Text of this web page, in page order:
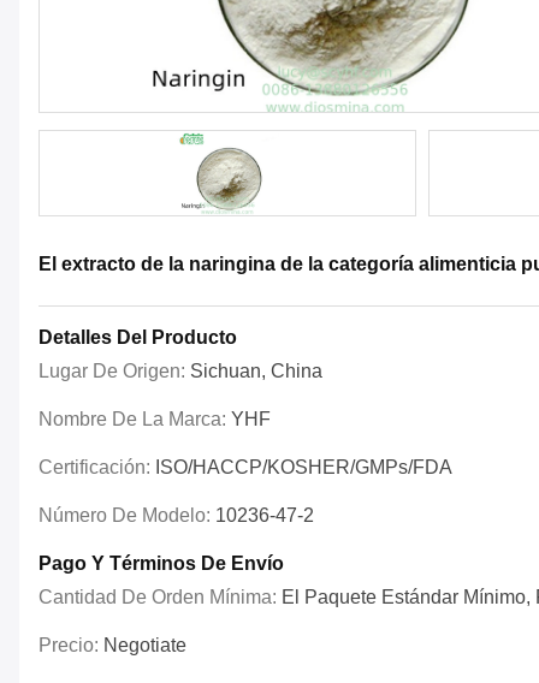
El extracto de la naringina de la categoría alimenticia
Detalles Del Producto
Lugar De Origen: Sichuan, China
Nombre De La Marca: YHF
Certificación: ISO/HACCP/KOSHER/GMPs/FDA
Número De Modelo: 10236-47-2
Pago Y Términos De Envío
Cantidad De Orden Mínima: El Paquete Estándar Mínimo,
Precio: Negotiate